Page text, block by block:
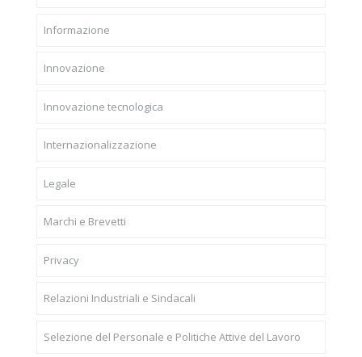
Informazione
Innovazione
Innovazione tecnologica
Internazionalizzazione
Legale
Marchi e Brevetti
Privacy
Relazioni Industriali e Sindacali
Selezione del Personale e Politiche Attive del Lavoro